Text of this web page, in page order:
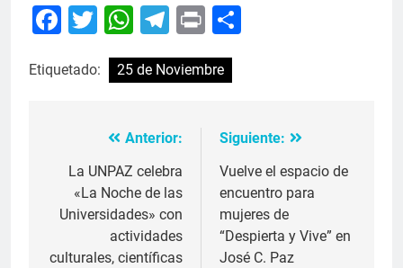
Facebook
Twitter
WhatsApp
Telegram
Print
Etiquetado: 25 de Noviembre
Navegación
de
entradas
Anterior:
La UNPAZ celebra
«La Noche de las
Universidades» con
actividades
culturales, científicas
Siguiente:
Vuelve el espacio de
encuentro para
mujeres de
“Despierta y Vive” en
José C. Paz